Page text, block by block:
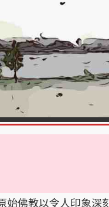
佛教以令人印象深